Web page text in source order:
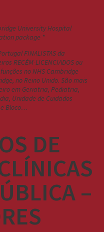
FINALISTAS da
RECÉM-LICENCIADOS ou
no NHS Cambridge
no Reino Unido. São mais
em Geriatria, Pediatria,
Unidade de Cuidados
Bloco…
DE
–